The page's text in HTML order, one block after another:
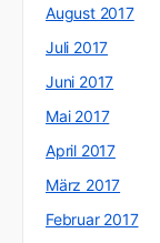
August 2017
Juli 2017
Juni 2017
Mai 2017
April 2017
März 2017
Februar 2017